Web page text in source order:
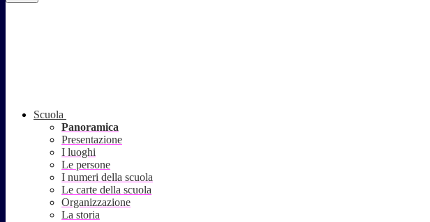
Scuola
Panoramica
Presentazione
I luoghi
Le persone
I numeri della scuola
Le carte della scuola
Organizzazione
La storia